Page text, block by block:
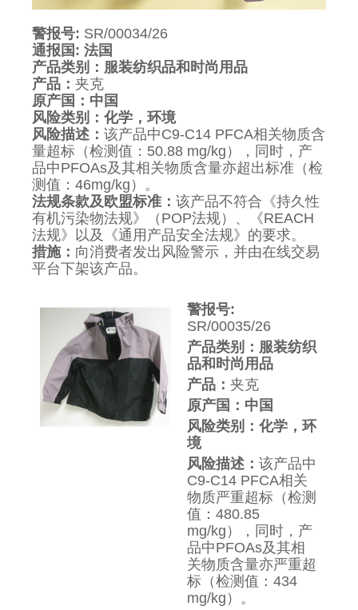
警报号: SR/00034/26
通报国 : 法国
产品类别：服装纺织品和时尚用品
产品： 夹克
原产国：中国
风险类别：化学，环境
风险描述： 该产品中C9-C14 PFCA相关物质含
量超标（检测值：50.88 mg/kg），同时，产
品中PFOAs及其相关物质含量亦超出标准（检
测值：46mg/kg）。
法规条款及欧盟标准： 该产品不符合《持久性
有机污染物法规》（POP法规）、《REACH
法规》以及《通用产品安全法规》的要求。
措施： 向消费者发出风险警示，并由在线交易
平台下架该产品。
警报号:
SR/00035/26
产品类别：服装纺织
品和时尚用品
产品： 夹克
原产国：中国
风险类别：化学，环
境
风险描述： 该产品中
C9-C14 PFCA相关
物质严重超标（检测
值：480.85
mg/kg），同时，产
品中PFOAs及其相
关物质含量亦严重超
标（检测值：434
mg/kg）。